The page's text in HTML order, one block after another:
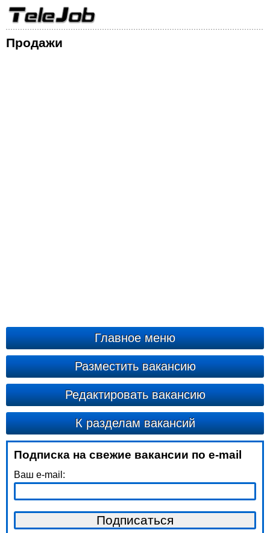
Продажи
Главное меню
Разместить вакансию
Редактировать вакансию
К разделам вакансий
Подписка на свежие вакансии по e-mail
Ваш e-mail: